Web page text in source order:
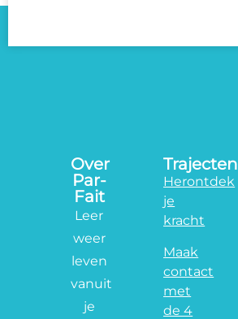
Over
Par-
Fait
Leer
weer
leven
vanuit
je
Trajecten
Herontdek
je
kracht
Maak
contact
met
de 4